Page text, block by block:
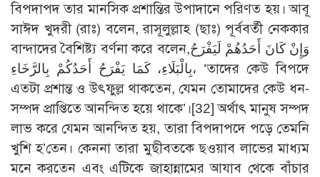
বিপদাপদ তার মানসিক প্রশান্তির উপাদানে পরিণত হয়। আবূ
সাঈদ খুদরী (রাঃ) বলেন, রাসূলুল্লাহ (ছাঃ) পূর্ববর্তী নেককার
বান্দাদের বৈশিষ্ট্য বর্ণনা করে বলেন,وَإِنْ كَانَ أَحَدُهُمْ لَيَفْرَحُ
بِالْبَلَاءِ، كَمَا يَفْرَحُ أَحَدُكُمْ بِالرَّخَاءِ، ‘তাদের কেউ বিপদে
এতটা প্রশান্ত ও উৎফুল্ল থাকতেন, যেমন তোমাদের কেউ ধন-
সম্পদ প্রাপ্তিতে আনন্দিত হয়ে থাকে’।[32]অর্থাৎ মানুষ সম্পদ
লাভ করে যেমন আনন্দিত হয়, তারা বিপদাপদে পড়ে তেমনি
খুশি হ’তেন। কেননা তারা মুছীবতকে ছওয়াব লাভের মাধ্যম
মনে করতেন এবং এটিকে জাহান্নামের আযাব থেকে বাঁচার